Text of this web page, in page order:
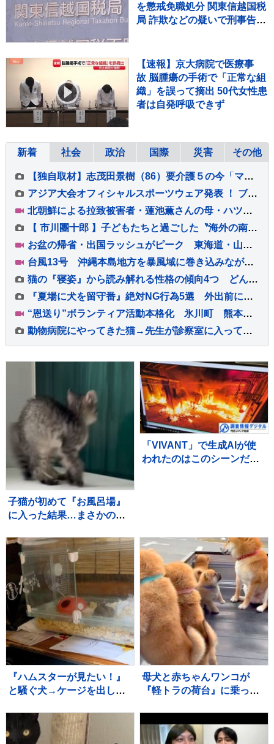
を懲戒免職処分 関東信越国税
局 詐欺などの疑いで刑事告発
【速報】京大病院で医療事
故 脳腫瘍の手術で「正常な組
織」を誤って摘出 50代女性患
者は自発呼吸できず
新着 社会 政治 国際 災害 その他
【独自取材】志茂田景樹（86）要介護５の今「ママとは壊れない絆で結ばれている」生活支える妻(78)
アジア大会オフィシャルスポーツウェア発表 ！ ブレイキン半井重幸「ファンの皆さんと心がつながっている」
北朝鮮による拉致被害者・蓮池薫さんの母・ハツイさん（94）死去 進展しない拉致問題に 最期まで苛立ちも…
【 市川團十郎 】子どもたちと過ごした〝海外の南国リゾート〟から帰国「ほっ、海外に子供達といくと それなりに緊張感あります」
お盆の帰省・出国ラッシュがピーク 東海道・山陽新幹線「のぞみ」下り 午前中はほぼ満席 羽田空港 国際線は出国のピーク 国内線には台風13号の影響が
台風13号 沖縄本島地方を暴風域に巻き込みながら西よりに進む 沖縄県内では約1万5000戸が停電 大雨・暴風・土砂災害などへ厳重警戒
猫の『寝姿』から読み解れる性格の傾向4つ どんな心理が表れているの？体勢別の意味もご紹介
『夏場に犬を留守番』絶対NG行為5選 外出前に必ず確認すべきことや正しい対策まで
“恩送り”ボランティア活動本格化 氷川町 熊本地震2度目の週末 京都など全国から 約50人集まり炎天下で仕分け作業
動物病院にやってきた猫→先生が診察室に入ってくると…『可愛すぎる行動』が1093万再生「子どものような怖がり方ｗ」「抱きしめたい」
子猫が初めて『お風呂場』
に入った結果…まさかの
再生「兄猫たちがたまらん
ｗ」「見守り隊が増えて笑
った」
「VIVANT」で生成AIが使
われたのはこのシーンだ！
『ハムスターが見たい！』
と騒ぐ犬→ケージを出して
て…人間の子どものような
光景に反響「なんて尊い
母犬と赤ちゃんワンコが
『軽トラの荷台』に乗った
再生「可愛いの渋滞」「た